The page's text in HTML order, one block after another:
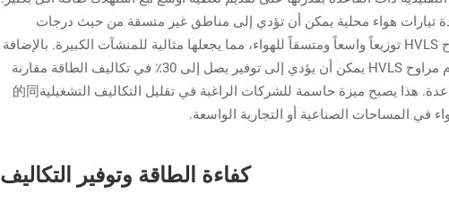
تيارات هواء محلية يمكن أن تؤدي إلى مناطق غير متسقة من حيث درجات
الحرارة داخل المساحة، بينما تضمن مراوح HVLS توزيعاً واسعاً ومتسقاً للهواء، مما يجعلها مثالية للمنشآت الكبيرة. بالإضافة
إلى ذلك، تشير الدراسات إلى أن استخدام مراوح HVLS يمكن أن يؤدي إلى توفير يصل إلى 30٪ في تكاليف الطاقة مقارنة
بالمراوح عالية السرعة التقليدية ذات القاعدة. هذا يصبح ميزة حاسمة للشركات الراغبة في تقليل التكاليف التشغيلية的同
كفاءة الطاقة وتوفير التكاليف